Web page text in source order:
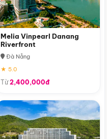
Melia Vinpearl Danang
Riverfront
Đà Nẵng
★ 5.0
Từ2,400,000đ